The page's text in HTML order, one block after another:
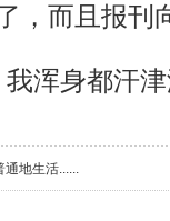
，而且报刊
浑身都汗津
通地生活......